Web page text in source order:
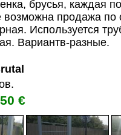
брусья, каждая
возможна продажа по
Используется
Вариантв-разные.
€